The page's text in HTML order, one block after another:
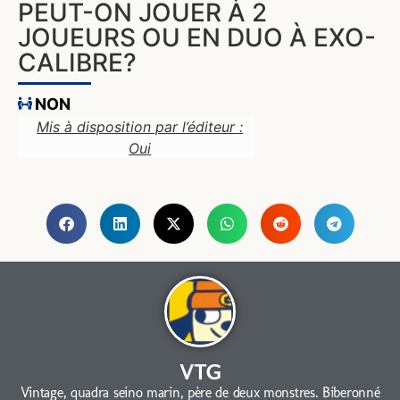
PEUT-ON JOUER À 2
JOUEURS OU EN DUO À EXO-
CALIBRE?
NON
Mis à disposition par l’éditeur :
Oui
VTG
Vintage, quadra seino marin, père de deux monstres. Biberonné